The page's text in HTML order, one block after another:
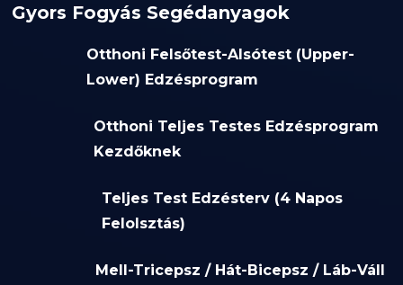
Gyors Fogyás Segédanyagok
Otthoni Felsőtest-Alsótest (Upper-
Lower) Edzésprogram
Otthoni Teljes Testes Edzésprogram
Kezdőknek
Teljes Test Edzésterv (4 Napos
Felolsztás)
Mell-Tricepsz / Hát-Bicepsz / Láb-Váll